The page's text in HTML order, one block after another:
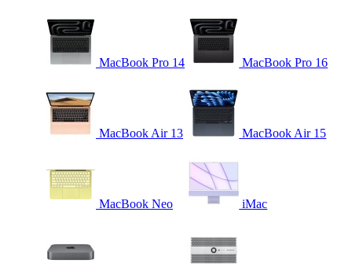
MacBook Pro 14 MacBook Pro 16
MacBook Air 13 MacBook Air 15
MacBook Neo iMac